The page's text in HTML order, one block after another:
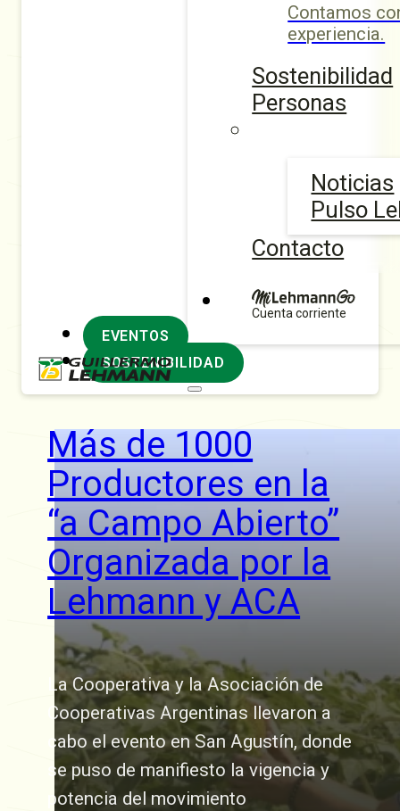
Contamos
experiencia.
Sostenibilidad
Personas
Noticias
Pulso
Contacto
Cuenta corriente
EVENTOS
SOSTENIBILIDAD
Más de 1000
Productores en la
“a Campo Abierto”
Organizada por la
Lehmann y ACA
La Cooperativa y la Asociación de
Cooperativas Argentinas llevaron a
cabo el evento en San Agustín, donde
se puso de manifiesto la vigencia y
potencia del movimiento